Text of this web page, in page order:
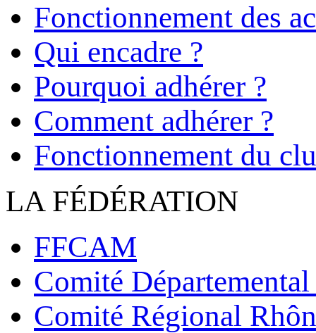
Fonctionnement des
Qui encadre ?
Pourquoi adhérer ?
Comment adhérer ?
Fonctionnement du
LA FÉDÉRATION
FFCAM
Comité
Comité Régional